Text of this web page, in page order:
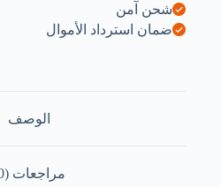
شحن آمن
ضمان استرداد الأموال
الوصف
مراجعات (0)